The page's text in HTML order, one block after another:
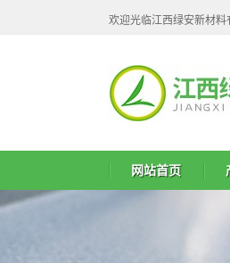
欢迎光临江西绿安新材料
网站首页